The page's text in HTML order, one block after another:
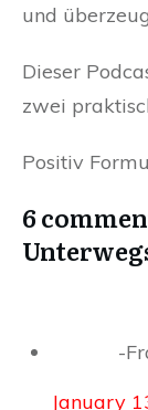
und
Dieser
zwei
Positiv
6
-
January